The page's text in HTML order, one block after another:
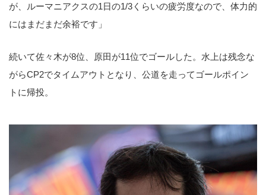
が、ルーマニアクスの1日の1/3くらいの疲労度なので、体力的
にはまだまだ余裕です」
続いて佐々木が8位、原田が11位でゴールした。水上は残念な
がらCP2でタイムアウトとなり、公道を走ってゴールポイン
トに帰投。